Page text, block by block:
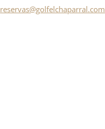
reservas@golfelchaparral.com